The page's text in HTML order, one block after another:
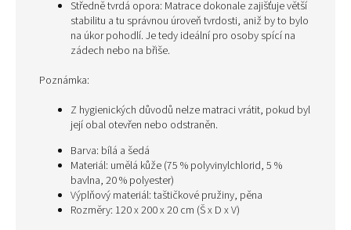
Středně tvrdá opora: Matrace dokonale zajišťuje větší
stabilitu a tu správnou úroveň tvrdosti, aniž by to bylo
na úkor pohodlí. Je tedy ideální pro osoby spící na
zádech nebo na břiše.
Poznámka:
Z hygienických důvodů nelze matraci vrátit, pokud byl
její obal otevřen nebo odstraněn.
Barva: bílá a šedá
Materiál: umělá kůže (75 % polyvinylchlorid, 5 %
bavlna, 20 % polyester)
Výplňový materiál: taštičkové pružiny, pěna
Rozměry: 120 x 200 x 20 cm (Š x D x V)